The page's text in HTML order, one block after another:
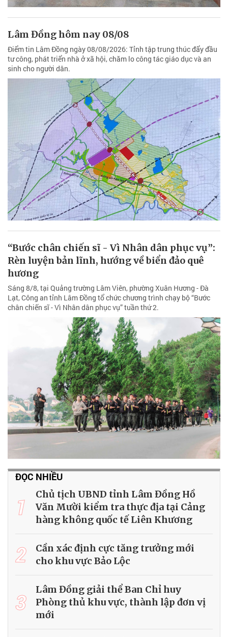
Lâm Đồng hôm nay 08/08
Điểm tin Lâm Đồng ngày 08/08/2026: Tỉnh tập trung thúc đẩy đầu
tư công, phát triển nhà ở xã hội, chăm lo công tác giáo dục và an
sinh cho người dân.
“Bước chân chiến sĩ - Vì Nhân dân phục vụ”:
Rèn luyện bản lĩnh, hướng về biển đảo quê
hương
Sáng 8/8, tại Quảng trường Lâm Viên, phường Xuân Hương - Đà
Lạt, Công an tỉnh Lâm Đồng tổ chức chương trình chạy bộ “Bước
chân chiến sĩ - Vì Nhân dân phục vụ” tuần thứ 2.
ĐỌC NHIỀU
1
Chủ tịch UBND tỉnh Lâm Đồng Hồ
Văn Mười kiểm tra thực địa tại Cảng
hàng không quốc tế Liên Khương
2
Cần xác định cực tăng trưởng mới
cho khu vực Bảo Lộc
3
Lâm Đồng giải thể Ban Chỉ huy
Phòng thủ khu vực, thành lập đơn vị
mới